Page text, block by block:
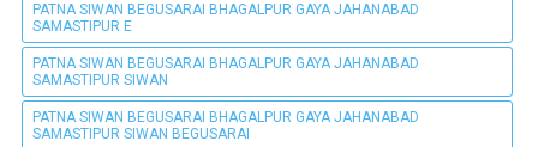
PATNA SIWAN BEGUSARAI BHAGALPUR GAYA JAHANABAD
SAMASTIPUR E
PATNA SIWAN BEGUSARAI BHAGALPUR GAYA JAHANABAD
SAMASTIPUR SIWAN
PATNA SIWAN BEGUSARAI BHAGALPUR GAYA JAHANABAD
SAMASTIPUR SIWAN BEGUSARAI